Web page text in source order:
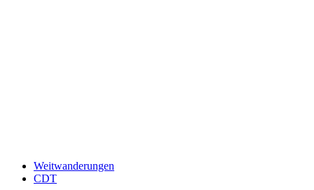
Weitwanderungen
CDT